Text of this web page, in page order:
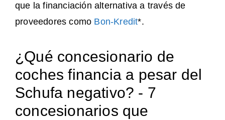
que la financiación alternativa a través de
proveedores como Bon-Kredit*.
¿Qué concesionario de
coches financia a pesar del
Schufa negativo? - 7
concesionarios que